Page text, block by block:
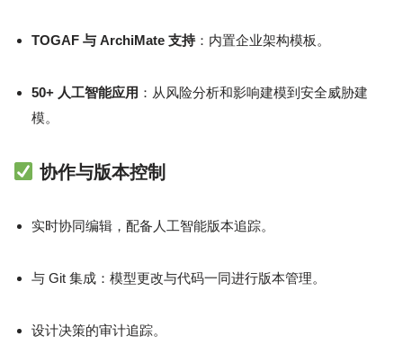
TOGAF 与 ArchiMate 支持：内置企业架构模板。
50+ 人工智能应用 ：从风险分析和影响建模到安全威胁建
模。
协作与版本控制
实时协同编辑，配备人工智能版本追踪。
与 Git 集成：模型更改与代码一同进行版本管理。
设计决策的审计追踪。